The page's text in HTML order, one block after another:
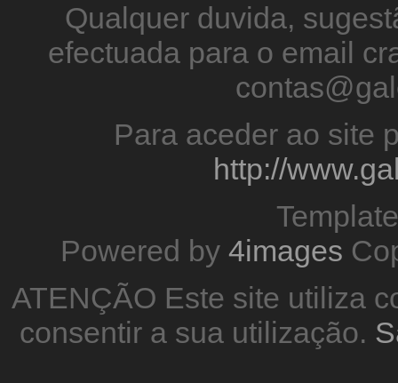
Qualquer duvida,
efectuada para o email
Para aceder ao site
http://
Powered by 4images
ATENÇÃO Este site utiliza
consentir a sua utilização.